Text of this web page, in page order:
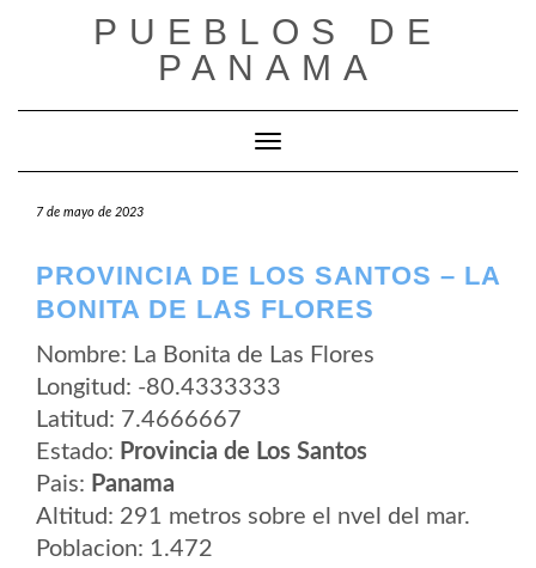
PUEBLOS DE
PANAMA
Cambiar modo de navegación
7 de mayo de 2023
PROVINCIA DE LOS SANTOS – LA
BONITA DE LAS FLORES
Nombre: La Bonita de Las Flores
Longitud: -80.4333333
Latitud: 7.4666667
Estado: Provincia de Los Santos
Pais: Panama
Altitud: 291 metros sobre el nvel del mar.
Poblacion: 1.472